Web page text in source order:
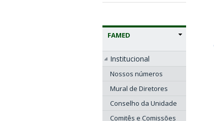
FAMED
Institucional
Nossos números
Mural de Diretores
Conselho da Unidade
Comitês e Comissões